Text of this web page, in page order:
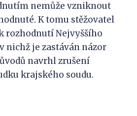
nemůže vzniknout
K tomu stěžovatel
rozhodnutí Nejvyššího
nichž je zastáván názor
navrhl zrušení
krajského soudu.